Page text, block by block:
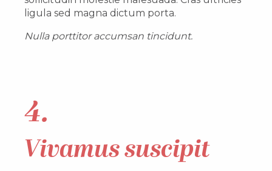
ligula sed magna dictum porta.
Nulla porttitor accumsan tincidunt.
4.
Vivamus suscipit